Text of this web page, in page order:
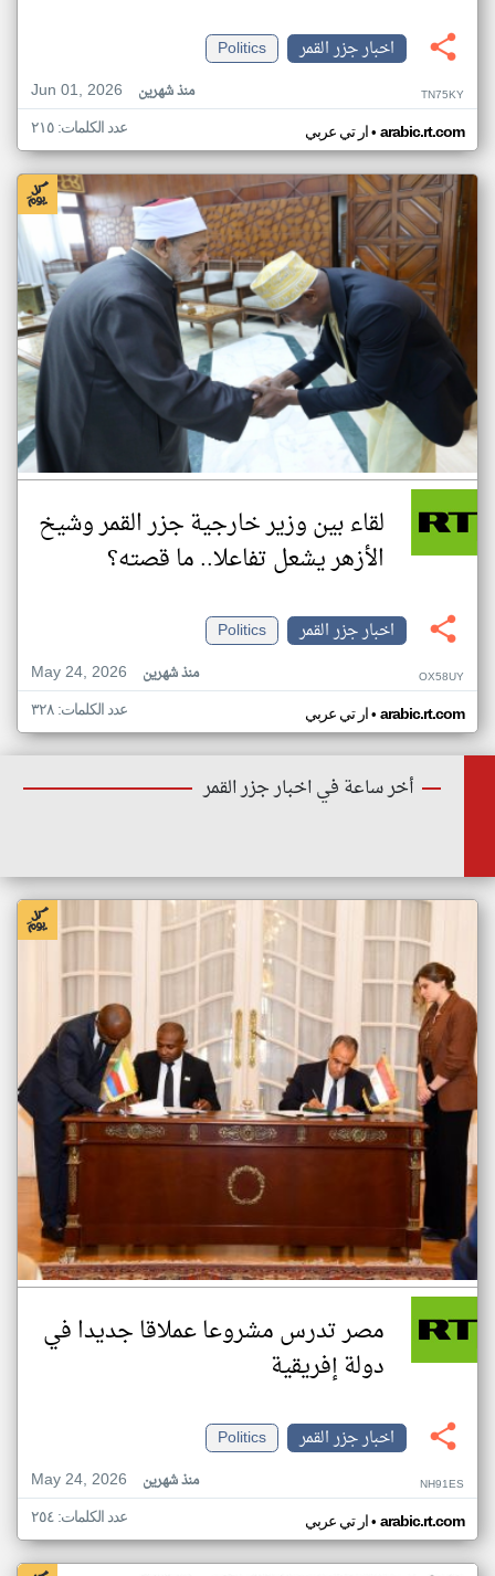
اخبار جزر القمر
Politics
Jun 01, 2026
منذ شهرين TN75KY
ار تي عربي• arabic.rt.com عدد الكلمات: ٢١٥
لقاء بين وزير خارجية جزر القمر وشيخ
الأزهر يشعل تفاعلا.. ما قصته؟
اخبار جزر القمر
Politics
May 24, 2026
منذ شهرين OX58UY
ار تي عربي• arabic.rt.com عدد الكلمات: ٣٢٨
أخر ساعة في اخبار جزر القمر
مصر تدرس مشروعا عملاقا جديدا في
دولة إفريقية
اخبار جزر القمر
Politics
May 24, 2026
منذ شهرين NH91ES
ار تي عربي• arabic.rt.com عدد الكلمات: ٢٥٤